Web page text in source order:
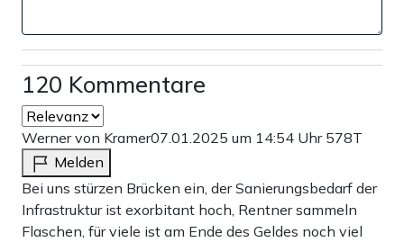
120 Kommentare
Werner von Kramer07.01.2025 um 14:54 Uhr 578T
Melden
Bei uns stürzen Brücken ein, der Sanierungsbedarf der
Infrastruktur ist exorbitant hoch, Rentner sammeln
Flaschen, für viele ist am Ende des Geldes noch viel